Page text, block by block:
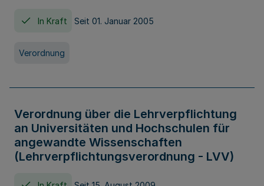
In Kraft Seit 01. Januar 2005
Verordnung
Verordnung über die Lehrverpflichtung
an Universitäten und Hochschulen für
angewandte Wissenschaften
(Lehrverpflichtungsverordnung - LVV)